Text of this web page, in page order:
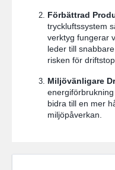
Förbättrad
tryckluftssystem
verktyg fungerar
leder till
risken för
Miljövänligare
bidra till en mer
miljöpåverkan.